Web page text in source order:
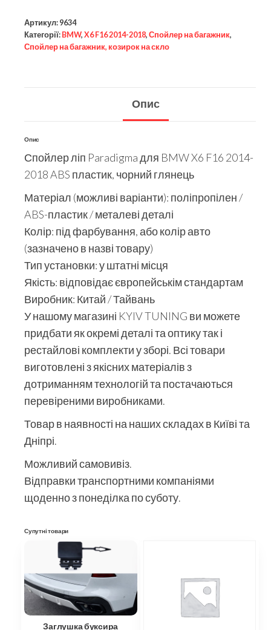
Артикул: 9634
Категорії: BMW, X6 F16 2014-2018, Спойлер на багажник,
Спойлер на багажник, козирок на скло
Опис
Опис
Спойлер ліп Paradigma для BMW X6 F16 2014-
2018 ABS пластик, чорний глянець
Матеріал (можливі варіанти): поліпропілен /
ABS-пластик / металеві деталі
Колір: під фарбування, або колір авто
(зазначено в назві товару)
Тип установки: у штатні місця
Якість: відповідає європейськім стандартам
Виробник: Китай / Тайвань
У нашому магазині KYIV TUNING ви можете
придбати як окремі деталі та оптику так і
рестайлові комплекти у зборі. Всі товари
виготовлені з якісних матеріалів з
дотриманням технологій та постачаються
перевіреними виробниками.
Товар в наявності на наших складах в Київі та
Дніпрі.
Можливий самовивіз.
Відправки транспортними компаніями
щоденно з понеділка по суботу.
Супутні товари
Заглушка буксира